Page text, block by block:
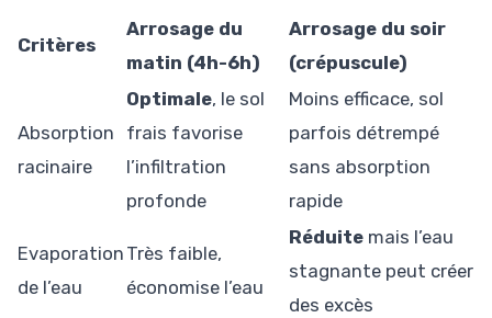
Critères
Arrosage du
matin (4h-6h)
Arrosage du soir
(crépuscule)
Absorption
racinaire
Optimale, le sol
frais favorise
l’infiltration
profonde
Moins efficace, sol
parfois détrempé
sans absorption
rapide
Evaporation
de l’eau
Très faible,
économise l’eau
Réduite mais l’eau
stagnante peut créer
des excès